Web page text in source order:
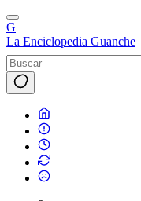
G
La Enciclopedia Guanche